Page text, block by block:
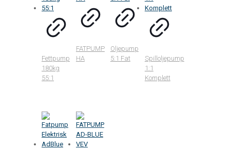
Fettpump
180kg
55:1
FATPUMP
HA
Oljepump
5:1 Fat
Spilloljepump
1:1
Komplett